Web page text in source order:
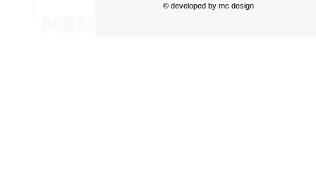
© developed by mc design